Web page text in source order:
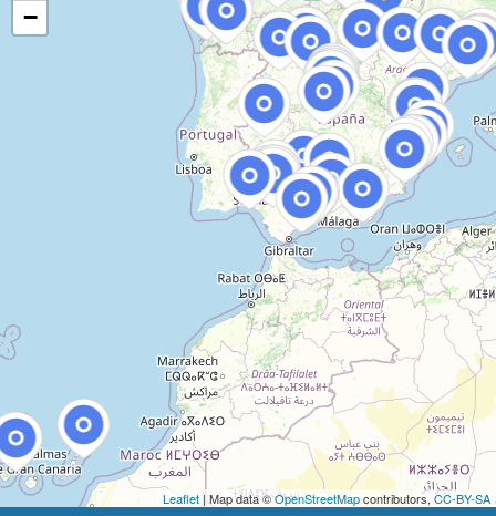
−
Leaflet | Map data ©OpenStreetMapcontributors, CC-BY-SA